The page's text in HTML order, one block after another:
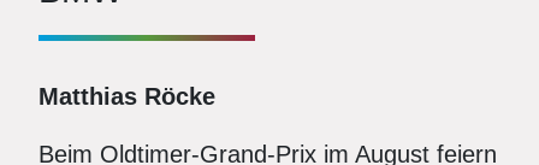
Matthias Röcke
Beim Oldtimer-Grand-Prix im August feiern